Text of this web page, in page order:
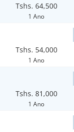
Tshs. 64,500
1 Ano
Tshs. 54,000
1 Ano
Tshs. 81,000
1 Ano